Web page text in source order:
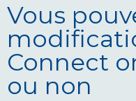
Vous
Connect
ou non